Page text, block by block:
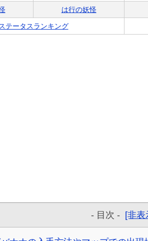
は行の妖怪
ステータスランキング
- 目次 - [非表